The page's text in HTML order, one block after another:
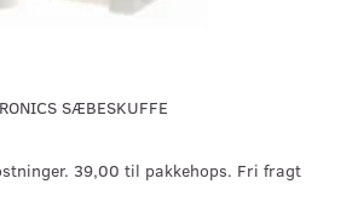
SÆBESKUFFE
39,00 til pakkehops. Fri fragt